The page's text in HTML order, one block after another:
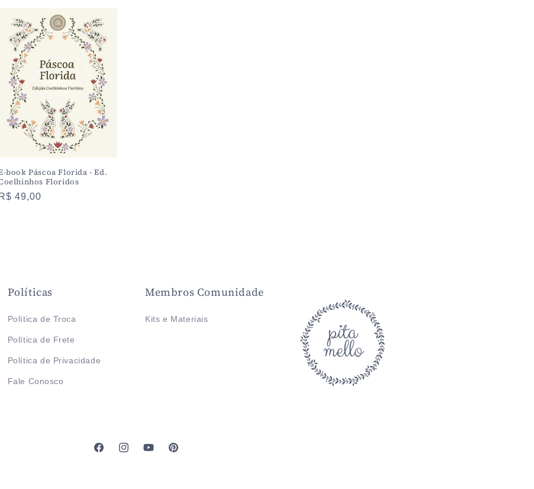
book Páscoa Florida - Ed.
Floridos
Preço
R$ 49,00
Políticas
Política de Troca
Política de Frete
Política de Privacidade
Fale Conosco
Membros Comunidade
Kits e Materiais
FacebookInstagramYouTubePinterest